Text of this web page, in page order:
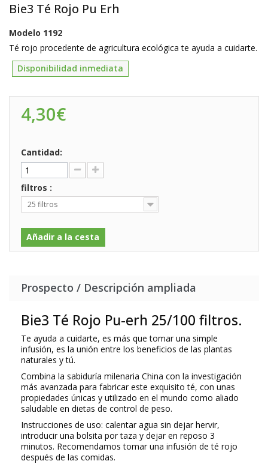
Bie3 Té Rojo Pu Erh
Modelo 1192
Té rojo procedente de agricultura ecológica te ayuda a cuidarte.
Disponibilidad inmediata
4,30€
Cantidad:
filtros :
25 filtros
Añadir a la cesta
Prospecto / Descripción ampliada
Bie3 Té Rojo Pu-erh 25/100 filtros.
Te ayuda a cuidarte, es más que tomar una simple
infusión, es la unión entre los beneficios de las plantas
naturales y tú.
Combina la sabiduría milenaria China con la investigación
más avanzada para fabricar este exquisito té, con unas
propiedades únicas y utilizado en el mundo como aliado
saludable en dietas de control de peso.
Instrucciones de uso: calentar agua sin dejar hervir,
introducir una bolsita por taza y dejar en reposo 3
minutos. Recomendamos tomar una infusión de té rojo
después de las comidas.